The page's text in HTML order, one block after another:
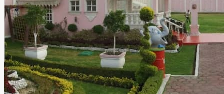
Quinta San José
Chimalhuacán, Estado de México Quinta